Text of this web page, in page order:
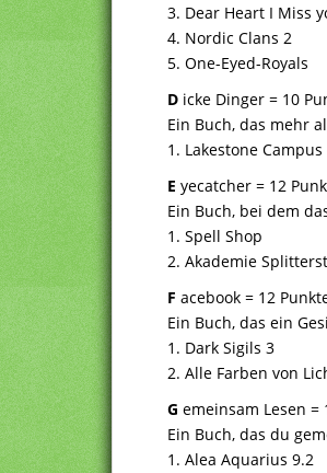
3. Dear Heart I Miss
4. Nordic Clans 2
5. One-Eyed-Royals
D icke Dinger = 10
Ein Buch, das mehr
1. Lakestone Campus
E yecatcher = 12
Ein Buch, bei dem
1. Spell Shop
2. Akademie
F acebook = 12
Ein Buch, das ein
1. Dark Sigils 3
2. Alle Farben von
G emeinsam Lesen =
Ein Buch, das du
1. Alea Aquarius 9.2